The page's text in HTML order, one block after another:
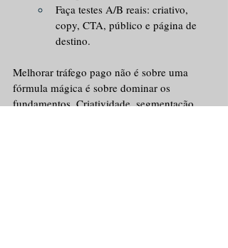
Faça testes A/B reais: criativo,
copy, CTA, público e página de
destino.
Melhorar tráfego pago não é sobre uma
fórmula mágica é sobre dominar os
fundamentos. Criatividade, segmentação,